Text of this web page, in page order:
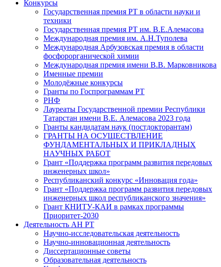
Конкурсы
Государственная премия РТ в области науки и
техники
Государственная премия РТ им. В.Е.Алемасова
Международная премия им. А.Н.Туполева
Международная Арбузовская премия в области
фосфорорганической химии
Международная премия имени В.В. Марковникова
Именные премии
Молодёжные конкурсы
Гранты по Госпрограммам РТ
РНФ
Лауреаты Государственной премии Республики
Татарстан имени В.Е. Алемасова 2023 года
Гранты кандидатам наук (постдокторантам)
ГРАНТЫ НА ОСУЩЕСТВЛЕНИЕ
ФУНДАМЕНТАЛЬНЫХ И ПРИКЛАДНЫХ
НАУЧНЫХ РАБОТ
Грант «Поддержка программ развития передовых
инженерных школ»
Республиканский конкурс «Инновация года»
Грант «Поддержка программ развития передовых
инженерных школ республиканского значения»
Грант КНИТУ-КАИ в рамках программы
Приоритет-2030
Деятельность АН РТ
Научно-исследовательская деятельность
Научно-инновационная деятельность
Диссертационные советы
Образовательная деятельность